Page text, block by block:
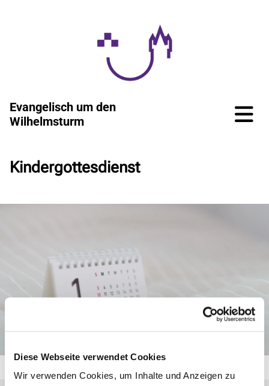
Diese Webseite verwendet Cookies
Wir verwenden Cookies, um Inhalte und Anzeigen zu
Evangelisch um den
Wilhelmsturm
Kindergottesdienst